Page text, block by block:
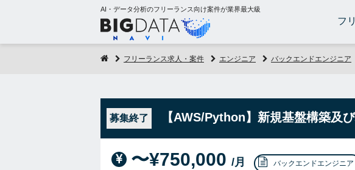
AI・データ分析のフリーランス向け案件が業界最大級
フ
フリーランス求人・案件 エンジニア バックエンドエンジニア
募集終了 【AWS/Python】新規基盤構築及
〜¥750,000 /月 バックエンドエンジニア